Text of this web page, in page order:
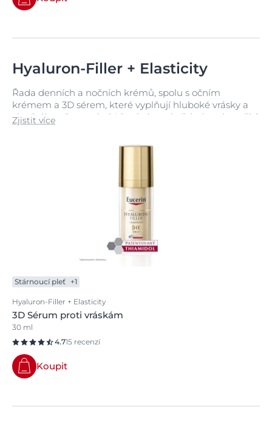
Hyaluron-Filler + Elasticity
Řada denních a nočních krémů, spolu s očním
krémem a 3D sérem, které vyplňují hluboké vrásky a
zlepšují pružnost pleti. Vhodné pro každodenní použití
na zralou pleť, včetně citlivé pleti.
Zjistit více
Stárnoucí pleť +1
Hyaluron-Filler + Elasticity
3D Sérum proti vráskám
30 ml
4.715 recenzí
Koupit